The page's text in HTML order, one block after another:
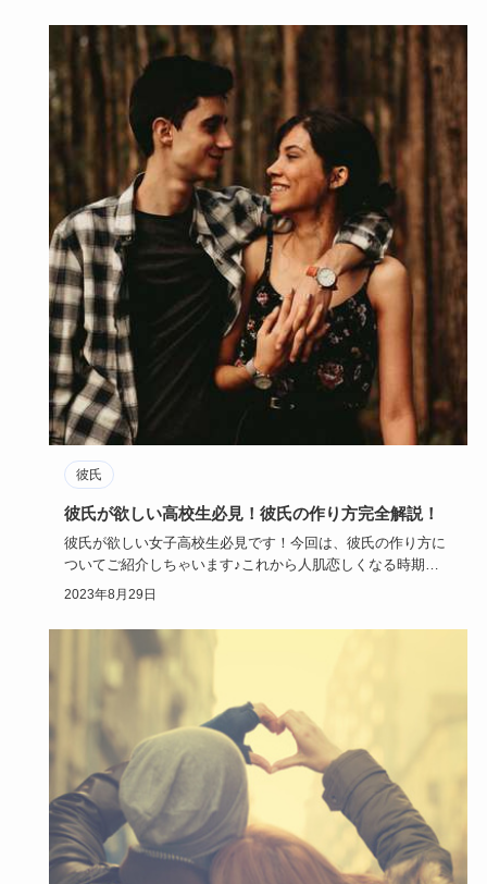
彼氏
彼氏が欲しい高校生必見！彼氏の作り方完全解説！
彼氏が欲しい女子高校生必見です！今回は、彼氏の作り方に
ついてご紹介しちゃいます♪これから人肌恋しくなる時期
に、彼氏が欲しい…
2023年8月29日